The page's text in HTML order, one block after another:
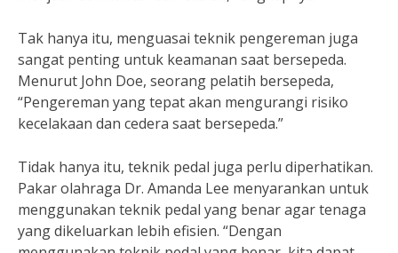
Tak hanya itu, menguasai teknik pengereman juga
sangat penting untuk keamanan saat bersepeda.
Menurut John Doe, seorang pelatih bersepeda,
“Pengereman yang tepat akan mengurangi risiko
kecelakaan dan cedera saat bersepeda.”
Tidak hanya itu, teknik pedal juga perlu diperhatikan.
Pakar olahraga Dr. Amanda Lee menyarankan untuk
menggunakan teknik pedal yang benar agar tenaga
yang dikeluarkan lebih efisien. “Dengan